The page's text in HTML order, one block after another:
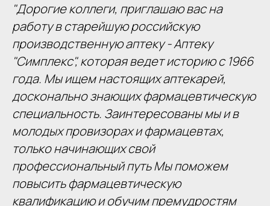
"Дорогие коллеги, приглашаю вас на
работу в старейшую российскую
производственную аптеку - Аптеку
"Симплекс", которая ведет историю с 1966
года. Мы ищем настоящих аптекарей,
досконально знающих фармацевтическую
специальность. Заинтересованы мы и в
молодых провизорах и фармацевтах,
только начинающих свой
профессиональный путь Мы поможем
повысить фармацевтическую
квалификацию и обучим премудростям